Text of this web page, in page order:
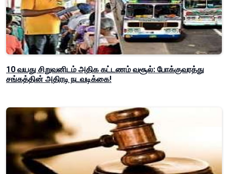
10 வயது சிறுவனிடம் அதிக கட்டணம் வசூல்: போக்குவரத்து
சங்கத்தின் அதிரடி நடவடிக்கை!